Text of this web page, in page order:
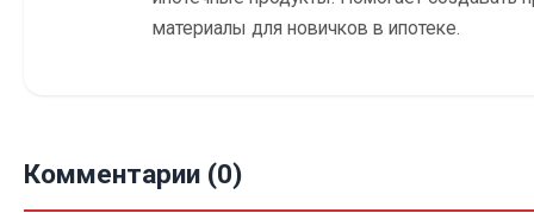
материалы для новичков в ипотеке.
Комментарии (0)